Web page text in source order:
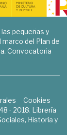
pequeñas y
del Plan de
Convocatoria
Cookies
- 2018. Librería
Historia y